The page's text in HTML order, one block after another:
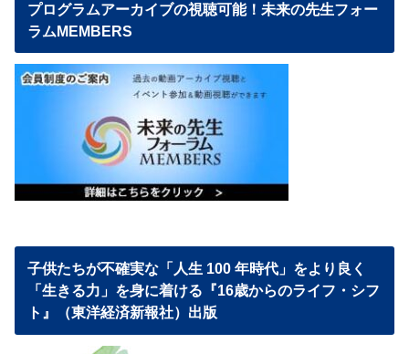
プログラムアーカイブの視聴可能！未来の先生フォー
ラムMEMBERS
子供たちが不確実な「人生 100 年時代」をより良く
「生きる力」を身に着ける『16歳からのライフ・シフ
ト』（東洋経済新報社）出版